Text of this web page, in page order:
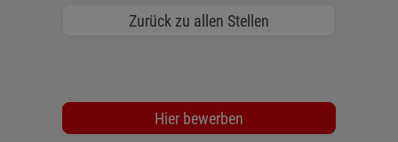
Zurück zu allen Stellen
Hier bewerben